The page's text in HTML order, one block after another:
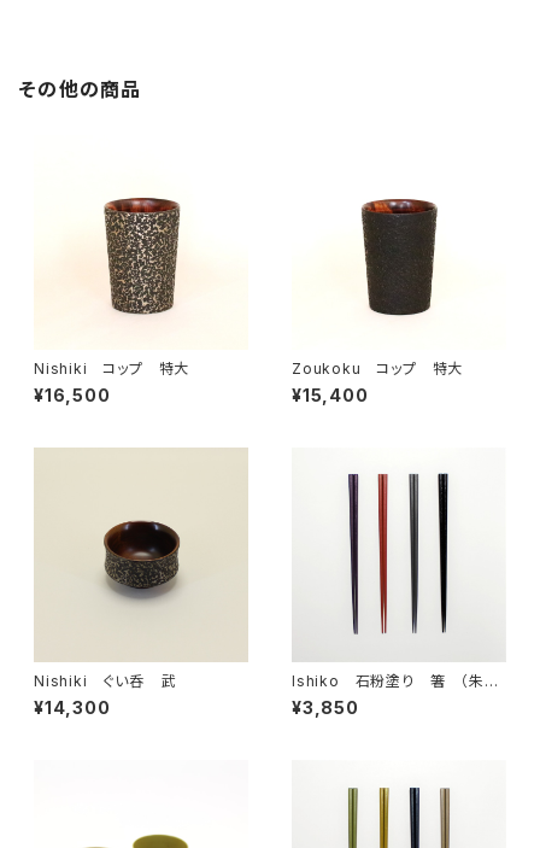
その他の商品
Nishiki コップ 特大
¥16,500
Zoukoku コップ 特大
¥15,400
Nishiki ぐい呑 武
¥14,300
Ishiko 石粉塗り 箸 （朱・
黒・紫・灰）
¥3,850